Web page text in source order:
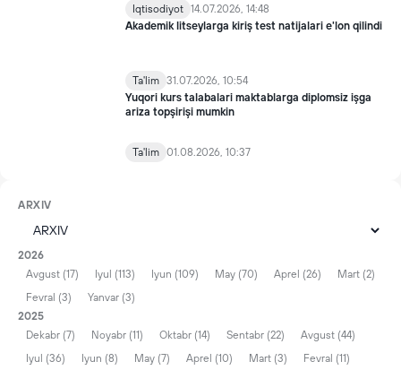
Iqtisodiyot 14.07.2026, 14:48
Akademik litseylarga kiriş test natijalari e'lon qilindi
Ta'lim 31.07.2026, 10:54
Yuqori kurs talabalari maktablarga diplomsiz işga
ariza topşirişi mumkin
Ta'lim 01.08.2026, 10:37
ARXIV
2026
Avgust (17)
Iyul (113) Iyun (109) May (70) Aprel (26)
Mart (2)
Fevral (3)
Yanvar (3)
2025
Dekabr (7)
Noyabr (11) Oktabr (14) Sentabr (22)
Avgust (44)
Iyul (36)
Iyun (8) May (7) Aprel (10) Mart (3) Fevral (11)